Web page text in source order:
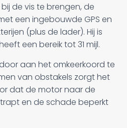
de vis te brengen, de
een ingebouwde GPS en
(plus de lader). Hij is
een bereik tot 31 mijl.
aan het omkeerkoord te
van obstakels zorgt het
dat de motor naar de
en de schade beperkt